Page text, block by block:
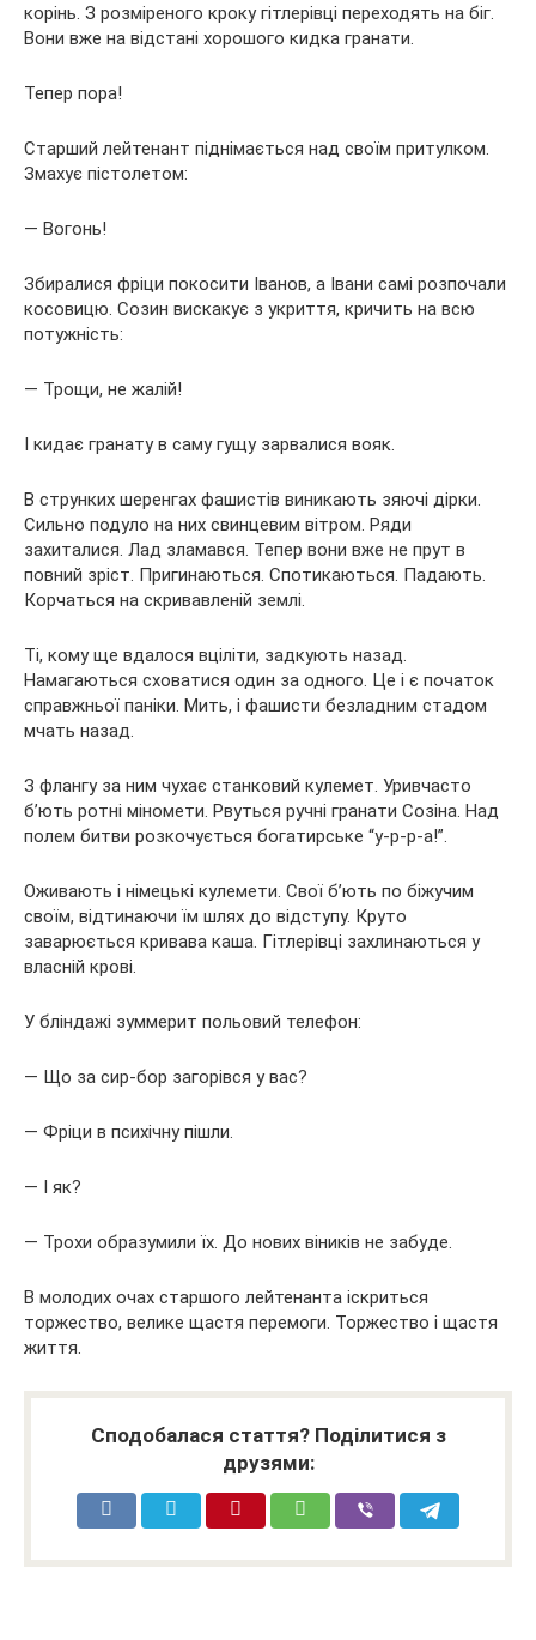
корінь. З розміреного кроку гітлерівці переходять на біг.
Вони вже на відстані хорошого кидка гранати.
Тепер пора!
Старший лейтенант піднімається над своїм притулком.
Змахує пістолетом:
— Вогонь!
Збиралися фріци покосити Іванов, а Івани самі розпочали
косовицю. Созин вискакує з укриття, кричить на всю
потужність:
— Трощи, не жалій!
І кидає гранату в саму гущу зарвалися вояк.
В струнких шеренгах фашистів виникають зяючі дірки.
Сильно подуло на них свинцевим вітром. Ряди
захиталися. Лад зламався. Тепер вони вже не прут в
повний зріст. Пригинаються. Спотикаються. Падають.
Корчаться на скривавленій землі.
Ті, кому ще вдалося вціліти, задкують назад.
Намагаються сховатися один за одного. Це і є початок
справжньої паніки. Мить, і фашисти безладним стадом
мчать назад.
З флангу за ним чухає станковий кулемет. Уривчасто
б’ють ротні міномети. Рвуться ручні гранати Созіна. Над
полем битви розкочується богатирське “у-р-р-а!”.
Оживають і німецькі кулемети. Свої б’ють по біжучим
своїм, відтинаючи їм шлях до відступу. Круто
заварюється кривава каша. Гітлерівці захлинаються у
власній крові.
У бліндажі зуммерит польовий телефон:
— Що за сир-бор загорівся у вас?
— Фріци в психічну пішли.
— І як?
— Трохи образумили їх. До нових віників не забуде.
В молодих очах старшого лейтенанта іскриться
торжество, велике щастя перемоги. Торжество і щастя
життя.
Сподобалася стаття? Поділитися з
друзями: